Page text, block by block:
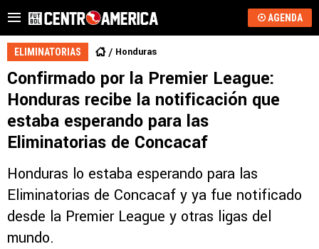
AGENDA
ELIMINATORIAS Honduras
Confirmado por la Premier League:
Honduras recibe la notificación que
estaba esperando para las
Eliminatorias de Concacaf
Honduras lo estaba esperando para las
Eliminatorias de Concacaf y ya fue notificado
desde la Premier League y otras ligas del
mundo.